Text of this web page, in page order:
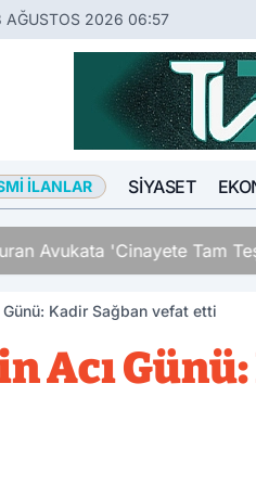
AĞUSTOS 2026 06:57
İLANLAR SIYASET
Avukata 'Cinayete Tam
Kadir Sağban vefat etti
Acı